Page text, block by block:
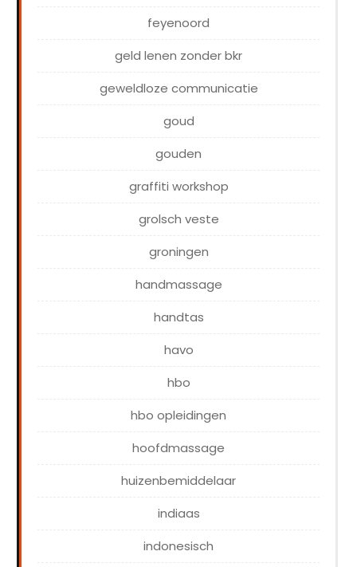
feyenoord
geld lenen zonder bkr
geweldloze communicatie
goud
gouden
graffiti workshop
grolsch veste
groningen
handmassage
handtas
havo
hbo
hbo opleidingen
hoofdmassage
huizenbemiddelaar
indiaas
indonesisch